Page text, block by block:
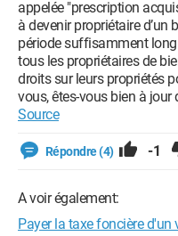
appelée "prescription
à devenir propriétaire
période suffisamment
tous les propriétaires de
droits sur leurs propriétés
vous, êtes-vous bien à
Source
Répondre (4) -1
A voir également:
Payer la taxe foncière d'un